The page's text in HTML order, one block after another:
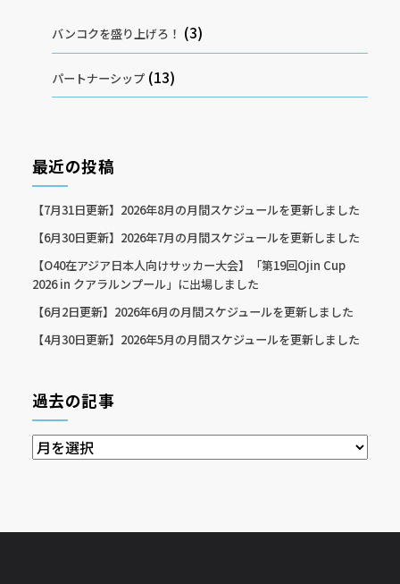
バンコクを盛り上げろ！ (3)
パートナーシップ (13)
最近の投稿
【7月31日更新】2026年8月の月間スケジュールを更新しました
【6月30日更新】2026年7月の月間スケジュールを更新しました
【O40在アジア日本人向けサッカー大会】「第19回Ojin Cup
2026 in クアラルンプール」に出場しました
【6月2日更新】2026年6月の月間スケジュールを更新しました
【4月30日更新】2026年5月の月間スケジュールを更新しました
過去の記事
過
去
事